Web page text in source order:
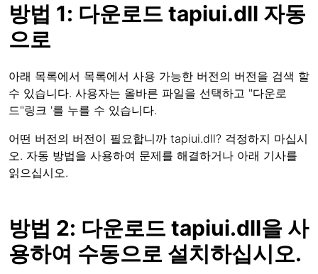
방법 1: 다운로드 tapiui.dll 자동
으로
아래 목록에서 목록에서 사용 가능한 버전의 버전을 검색 할
수 있습니다. 사용자는 올바른 파일을 선택하고 "다운로
드"링크 '를 누를 수 있습니다.
어떤 버전의 버전이 필요합니까 tapiui.dll? 걱정하지 마십시
오. 자동 방법을 사용하여 문제를 해결하거나 아래 기사를
읽으십시오.
방법 2: 다운로드 tapiui.dll을 사
용하여 수동으로 설치하십시오.